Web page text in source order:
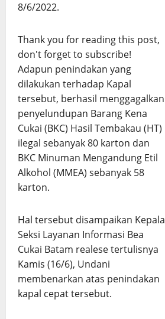
8/6/2022.
Thank you for reading this post,
don't forget to subscribe!
Adapun penindakan yang
dilakukan terhadap Kapal
tersebut, berhasil menggagalkan
penyelundupan Barang Kena
Cukai (BKC) Hasil Tembakau (HT)
ilegal sebanyak 80 karton dan
BKC Minuman Mengandung Etil
Alkohol (MMEA) sebanyak 58
karton.
Hal tersebut disampaikan Kepala
Seksi Layanan Informasi Bea
Cukai Batam realese tertulisnya
Kamis (16/6), Undani
membenarkan atas penindakan
kapal cepat tersebut.